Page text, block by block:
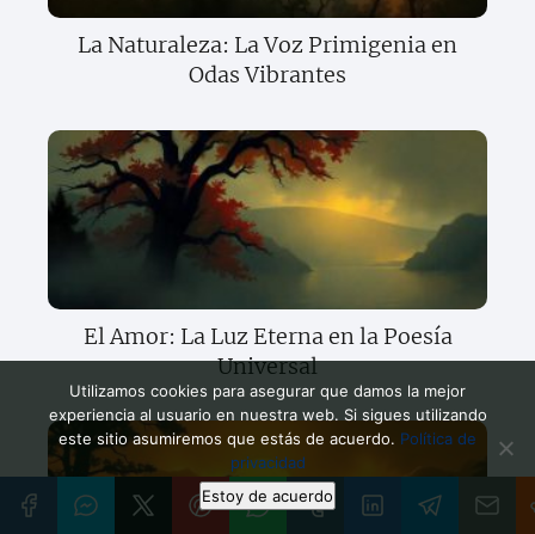
La Naturaleza: La Voz Primigenia en
Odas Vibrantes
El Amor: La Luz Eterna en la Poesía
Universal
Utilizamos cookies para asegurar que damos la mejor
experiencia al usuario en nuestra web. Si sigues utilizando
este sitio asumiremos que estás de acuerdo. Política de
privacidad
Estoy de acuerdo